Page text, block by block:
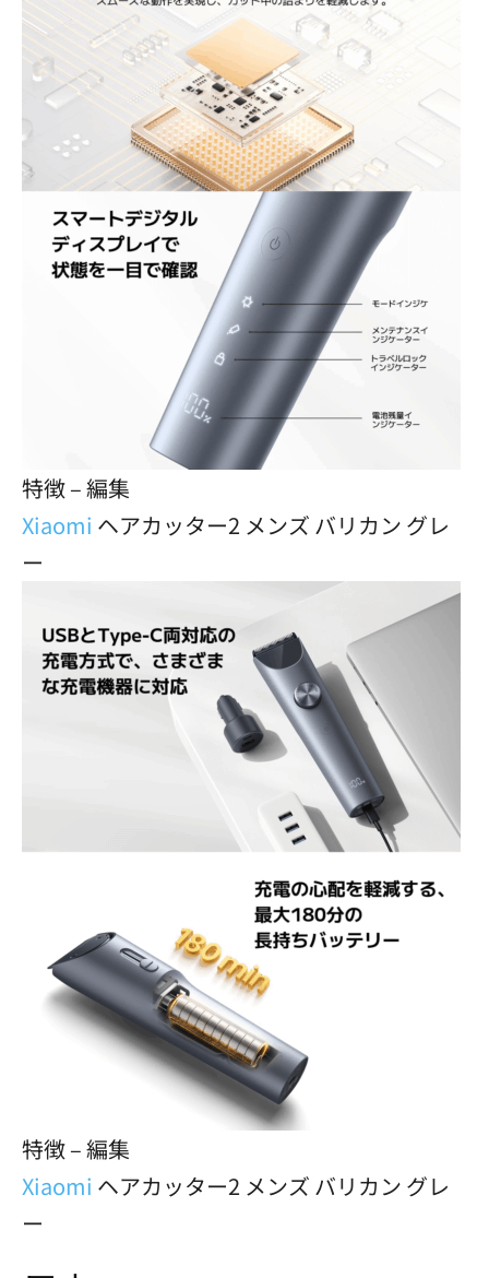
特徴 – 編集
Xiaomi ヘアカッター2 メンズ バリカン グレ
ー
特徴 – 編集
Xiaomi ヘアカッター2 メンズ バリカン グレ
ー